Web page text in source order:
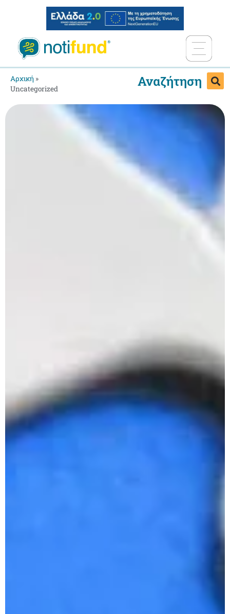
Αρχική »
Uncategorized
Αναζήτηση